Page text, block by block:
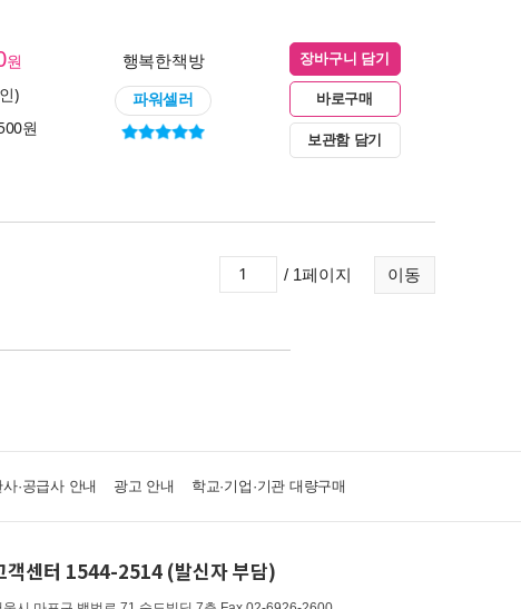
원
)
원
행복한책방
파워셀러
장바구니 담기
바로구매
보관함 담기
이동
/ 1페이지
사·공급사 안내 광고 안내 학교·기업·기관 대량구매
객센터 1544-2514 (발신자 부담)